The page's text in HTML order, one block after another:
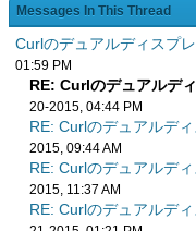
},
visibility =
{on
}
}
{v.set-
{return v}
}
Messages In This Thread
Curlのデュアルディスプ
01:59 PM
RE: Curlのデュアルデ
20-2015, 04:44 PM
RE: Curlのデュアルデ
2015, 09:44 AM
RE: Curlのデュアルデ
2015, 11:37 AM
RE: Curlのデュアルデ